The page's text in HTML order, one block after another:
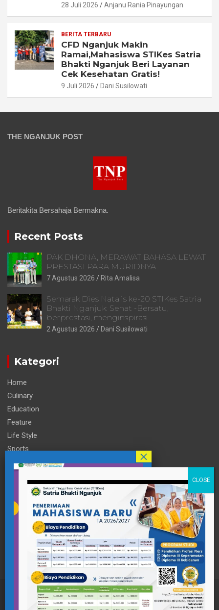
28 Juli 2026 Anjanu Rania Pinayungan
BERITA TERBARU
CFD Nganjuk Makin
Ramai,Mahasiswa STIKes Satria
Bhakti Nganjuk Beri Layanan
Cek Kesehatan Gratis!
9 Juli 2026 Dani Susilowati
THE NGANJUK POST
Beritakita Bersahaja Bermakna.
Recent Posts
PAK DHONA, MERAWAT BAHASA LEWAT
PRESTASI PARA MURIDNYA
7 Agustus 2026 Rita Amalisa
Semarak Dies Natalis ke-20 STIKes Satria
Bhakti Nganjuk: Sehat -Bersatu,
berprestasi, menginspirasi
2 Agustus 2026 Dani Susilowati
Kategori
Home
Culinary
Education
Feature
Life Style
Sports
Technology
Informasi
Contact Person
pttigaanaknagari@gmail.com
Telp : +62 857-3515-2922